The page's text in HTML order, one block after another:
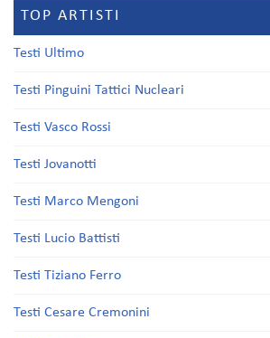
TOP ARTISTI
Testi Ultimo
Testi Pinguini Tattici Nucleari
Testi Vasco Rossi
Testi Jovanotti
Testi Marco Mengoni
Testi Lucio Battisti
Testi Tiziano Ferro
Testi Cesare Cremonini